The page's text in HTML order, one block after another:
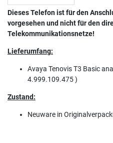
Dieses Telefon ist für den
vorgesehen und nicht für den
Telekommunikationsnetze!
Lieferumfang:
Avaya Tenovis T3 Basic
4.999.109.475 )
Zustand:
Neuware in